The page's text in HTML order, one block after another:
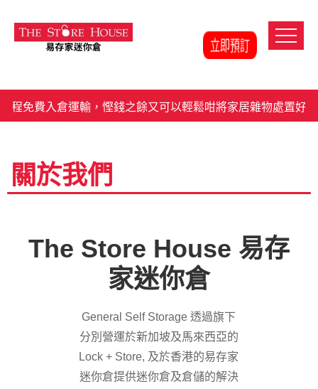
免費入倉運輸，慳錢之餘又可以輕鬆咁將家居雜物處置好
關於我們
The Store House 易存
家迷你倉
General Self Storage 透過旗下
分別營運於新加坡及馬來西亞的
Lock + Store, 及於香港的易存家
迷你倉提供迷你倉及倉儲的解決